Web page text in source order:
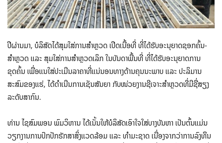
ປີຜ່ານມາ, ບໍລິສັດໄດ້ສຸມໃສ່ການສຳຫຼວດ ເປີດເນື້ອທີ່ ທີ່ໄດ້ຮັບອະນຸຍາດຊອກຄົ້ນ-
ສຳຫຼວດ ແລະ ສຸມໃສ່ການສຳຫຼວດເລິກ ໃນບັນດາພື້ນທີ່ ທີ່ໄດ້ຮັບອະນຸຍາດການ
ຂຸດຄົ້ນ ເພື່ອແນໃສ່ປະເມີນລາຄາທີ່ແນ່ນອນທາງດ້ານຄຸນນະພາບ ແລະ ປະລິມານ
ສະສົມຂອງແຮ່, ໄດ້ດຳເນີນການເຊັນສັນຍາ ກັບໜ່ວຍງານຊີເຈາະສຳຫຼວດທີ່ມີຊື່ສຽງ
ລະດັບສາກົນ.
ທ່ານ ໄຊສົມພອນ ພົມວິຫານ ໄດ້ເນັ້ນໃຫ້ບໍລິສັດເອົາໃຈໃສ່ບາງບັນຫາ ເປັນຕົ້ນແມ່ນ
ວຽກງານການປົກປັກຮັກສາສິ່ງແວດລ້ອມ ແລະ ທໍາມະຊາດ ເນື່ອງຈາກວ່າການລົງທຶນ